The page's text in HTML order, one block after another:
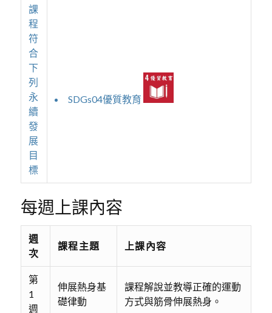
課
程
符
合
下
列
永
續
發
展
目
標
SDGs04優質教育
每週上課內容
週
次
課程主題 上課內容
第
1
週
伸展熱身基
礎律動
課程解說並教導正確的運動
方式與筋骨伸展熱身。